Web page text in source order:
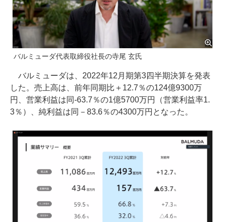
バルミューダ代表取締役社長の寺尾 玄氏
バルミューダは、2022年12月期第3四半期決算を発表
した。売上高は、前年同期比＋12.7％の124億9300万
円、営業利益は同-63.7％の1億5700万円（営業利益率1.
3％）、純利益は同－83.6％の4300万円となった。